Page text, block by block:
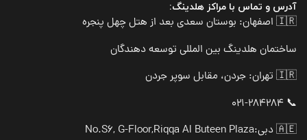
آدرس و تماس با مراکز هلدینگ:
🇮🇷 اصفهان: بوستان سعدی بعد از هتل چهل پنجره
ساختمان هلدینگ بین المللی توسعه دهندگان
🇮🇷 تهران: جردن، مقابل سوپر جردن
📞 021-284284
🇦🇪 دبی:
No.S6, G-Floor,Riqqa Al Buteen Plaza